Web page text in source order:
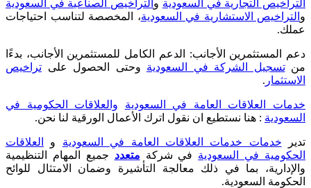
التراخيص التجارية في السعودية و التراخيص الصناعية في السعودية
و التراخيص الاستشارية في السعودية، المخصصة لتناسب احتياجات
عملك.
دعم المستثمرين الأجانب: الدعم الكامل للمستثمرين الأجانب، بدءًا
منتسجيل الشركة في السعودية وحتى الحصول على تراخيص
الاستثمار .
خدمات العلاقات العامة في السعودية
والعلاقات الحكومية في
السعودية : هنا نستطيع ان نقول اترك الأعمال الورقية لنا نحن.
تدير خدمات خدمات العلاقات العامة في السعودية و
العلاقات
الحكومية في السعودية في شركة متعدد جميع المهام التنظيمية
والإدارية، بما في ذلك معالجة التأشيرة وضمان الامتثال للوائح
الحكومة السعودية.